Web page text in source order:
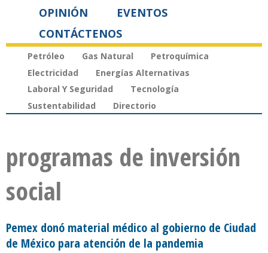
OPINIÓN
EVENTOS
CONTÁCTENOS
Petróleo Gas Natural
Petroquímica
Electricidad
Energías Alternativas
Laboral Y Seguridad
Tecnología
Sustentabilidad
Directorio
programas de inversión
social
Pemex donó material médico al gobierno de Ciudad
de México para atención de la pandemia